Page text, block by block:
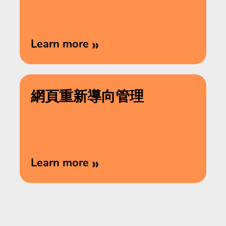
Learn more »
網頁重新導向管理
Learn more »